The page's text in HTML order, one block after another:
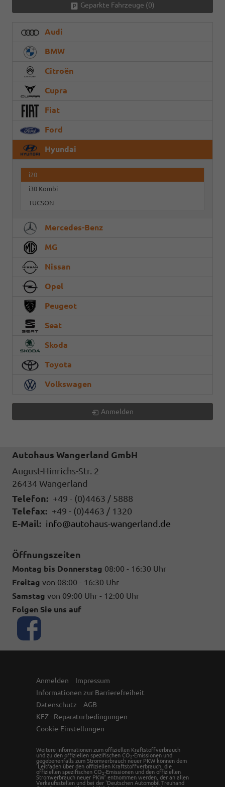
Geparkte Fahrzeuge (0)
Audi
BMW
Citroën
Cupra
Fiat
Ford
Hyundai
i20
i30 Kombi
TUCSON
Mercedes-Benz
MG
Nissan
Opel
Peugeot
Seat
Skoda
Toyota
Volkswagen
Anmelden
Autohaus Wangerland GmbH
August-Hinrichs-Str. 2
26434 Wangerland
Telefon: +49 - (0)4463 / 5888
Telefax: +49 - (0)4463 / 1320
E-Mail: info@autohaus-wangerland.de
Öffnungszeiten
Montag bis Donnerstag 08:00 - 16:30 Uhr
Freitag von 08:00 - 16:30 Uhr
Samstag von 09:00 Uhr - 12:00 Uhr
Folgen Sie uns auf
Anmelden
Impressum
Informationen zur Barrierefreiheit
Datenschutz
AGB
KFZ - Reparaturbedingungen
Cookie-Einstellungen
Weitere Informationen zum offiziellen Kraftstoffverbrauch
und zu den offiziellen spezifischen CO 2-Emissionen und
gegebenenfalls zum Stromverbrauch neuer PKW können dem
'Leitfaden über den offiziellen Kraftstoffverbrauch, die
offiziellen spezifischen CO 2-Emissionen und den offiziellen
Stromverbrauch neuer PKW' entnommen werden, der an allen
Verkaufsstellen und bei der 'Deutschen Automobil Treuhand